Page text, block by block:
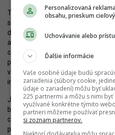
Týka sa to aj Zwirnu, ktorý bude
susediť alebo súvisieť. Očakávaný
danej časti mesta, kedže tu budú
a ďalšie tisíce žiť. K tomu treba
centier a služieb či verejných
prejdú v rámci súkromného
všetko sa sem bude musieť
infraštruktúry.
Jedným z riešení, resp. prvkom,
byť
električková trať, ktorá spojí
cez Pribinovu a Košickú ulicu.
prevzalo záštitu nad týmto
Personalizovaná
obsahu, prieskum
Uchovávanie alebo
Ďalšie informácie
Vaše osobné údaje budú
zariadenia (súbory cookie,
údaje o zariadení) môžu byť
225 partnermi a môžu s nimi
využívané konkrétne týmito
partneri môžeme používať
si zoznam partnerov.